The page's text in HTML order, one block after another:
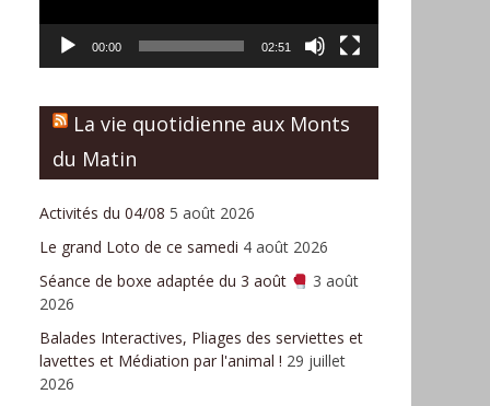
00:00 02:51
La vie quotidienne aux Monts
du Matin
Activités du 04/08 5 août 2026
Le grand Loto de ce samedi 4 août 2026
Séance de boxe adaptée du 3 août
3 août
2026
Balades Interactives, Pliages des serviettes et
lavettes et Médiation par l'animal ! 29 juillet
2026